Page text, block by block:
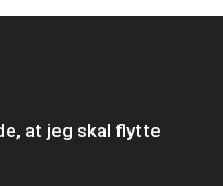
at jeg skal flytte